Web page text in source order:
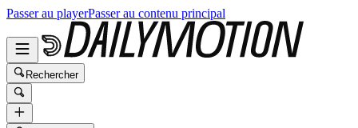
Passer au playerPasser au contenu principal
Rechercher